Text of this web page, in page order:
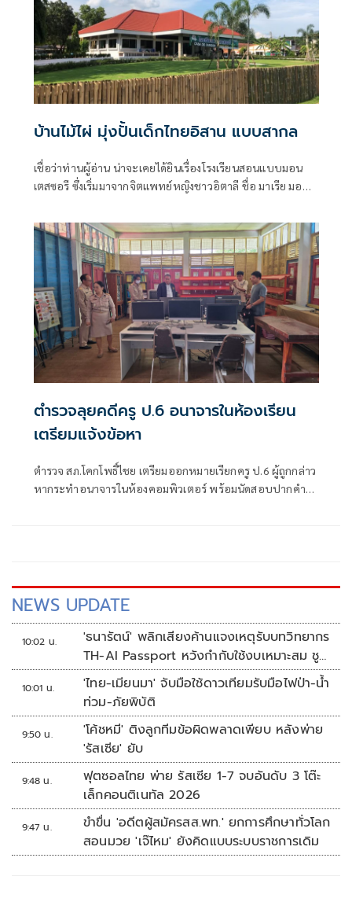
บ้านไม้ไผ่ มุ่งปั้นเด็กไทยอิสาน แบบสากล
เชื่อว่าท่านผู้อ่าน น่าจะเคยได้ยินเรื่องโรงเรียนสอนแบบมอน
เตสซอรี ซึ่งเริ่มมาจากจิตแพทย์หญิงชาวอิตาลี ชื่อ มาเรีย มอน
ระยะแรก ไม่ใช่การเอาความรู้ไปบอกเด็ก แต่ควรปลูกฝังให้เด็ก
เจริญเติบโตไปตามความต้องการตามธรรมชาติของเขา”
ตำรวจลุยคดีครู ป.6 อนาจารในห้องเรียน
เตรียมแจ้งข้อหา
ตำรวจ สภ.โคกโพธิ์ไชย เตรียมออกหมายเรียกครู ป.6 ผู้ถูกกล่าว
หากระทำอนาจารในห้องคอมพิวเตอร์ พร้อมนัดสอบปากคำผู้
NEWS UPDATE
10:02 น.
'ธนารัตน์' พลิกเสียงค้านแจงเหตุรับบทวิทยากร
TH-AI Passport หวังกำกับใช้งบเหมาะสม ชู
จุดเด่นคนไทยได้ใช้ AI ระดับโปร ลดเหลื่อมล้ำ
ทางเทคโนโลยี เซฟงบไปกว่า900ล้าน เชื่อหาก
ใช้เต็มที่เอกชนขาดทุนย่อยยับ
10:01 น.
'ไทย-เมียนมา' จับมือใช้ดาวเทียมรับมือไฟป่า-น้ำ
ท่วม-ภัยพิบัติ
9:50 น.
'โค้ชหมี' ติงลูกทีมข้อผิดพลาดเพียบ หลังพ่าย
'รัสเซีย' ยับ
9:48 น.
ฟุตซอลไทย พ่าย รัสเซีย 1-7 จบอันดับ 3 โต๊ะ
เล็กคอนติเนทัล 2026
9:47 น.
ขำขื่น 'อดีตผู้สมัครสส.พท.' ยกการศึกษาทั่วโลก
สอนมวย 'เจ๊ไหม' ยังคิดแบบระบบราชการเดิม